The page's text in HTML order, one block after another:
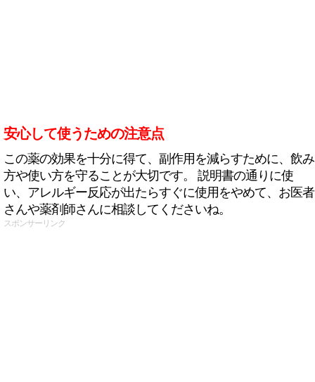
安心して使うための注意点
この薬の効果を十分に得て、副作用を減らすために、飲み
方や使い方を守ることが大切です。 説明書の通りに使
い、アレルギー反応が出たらすぐに使用をやめて、お医者
さんや薬剤師さんに相談してくださいね。
スポンサーリンク